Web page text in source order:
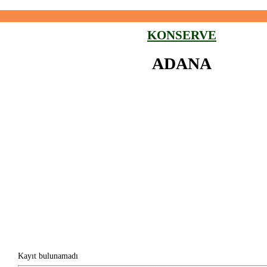
KONSERVE
ADANA
Kayıt bulunamadı